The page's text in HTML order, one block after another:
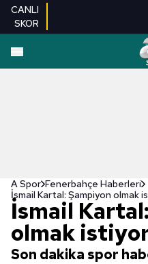
CANLI
SKOR
A Spor Fenerbahçe Haberleri
İsmail Kartal: Şampiyon olmak
İsmail
olmak
Son dakika spor